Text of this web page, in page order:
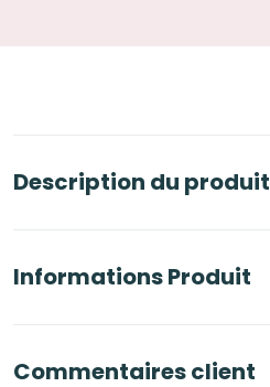
Description du produit
Informations Produit
Commentaires client